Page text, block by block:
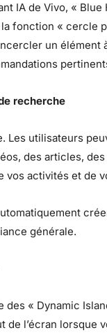
IA de Vivo, «
fonction « cercle
un élément
recherche
Les utilisateurs
des articles,
activités et de
générale.
des « Dynamic
l’écran lorsque